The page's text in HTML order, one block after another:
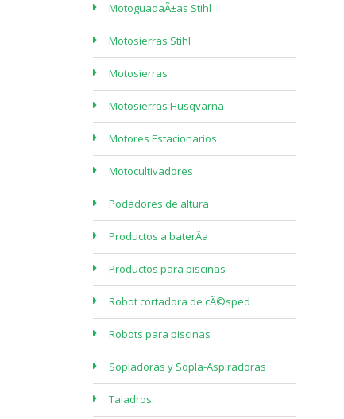
MotoguadaÃ±as Stihl
Motosierras Stihl
Motosierras
Motosierras Husqvarna
Motores Estacionarios
Motocultivadores
Podadores de altura
Productos a baterÃ­a
Productos para piscinas
Robot cortadora de cÃ©sped
Robots para piscinas
Sopladoras y Sopla-Aspiradoras
Taladros